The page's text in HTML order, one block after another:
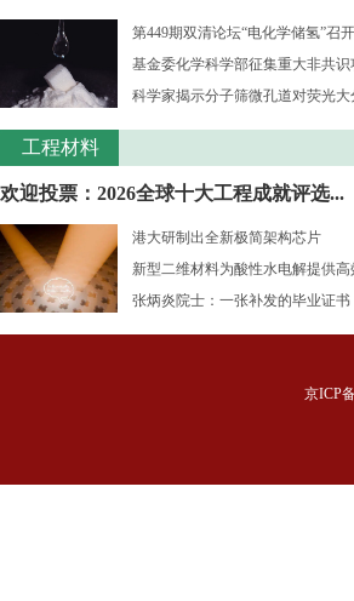
第449期双清论坛“电化学储氢”召开
基金委化学科学部征集重大非共识
科学家揭示分子筛微孔道对荧光大
工程材料
欢迎投票：2026全球十大工程成就评选...
港大研制出全新极简架构芯片
新型二维材料为酸性水电解提供高
张炳炎院士：一张补发的毕业证书
京ICP